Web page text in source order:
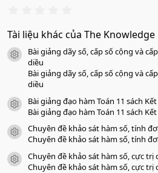
0
0
a
Tài liệu khác của The Knowledge
icon tài liệu
Bài giảng dãy số, cấp số cộng và
diều
Bài giảng dãy số, cấp số cộng và
diều
icon tài liệu
Bài giảng đạo hàm Toán 11 sách
Bài giảng đạo hàm Toán 11 sách
icon tài liệu
Chuyên đề khảo sát hàm số, tính
Chuyên đề khảo sát hàm số, tính
icon tài liệu
Chuyên đề khảo sát hàm số, cực trị
Chuyên đề khảo sát hàm số, cực trị